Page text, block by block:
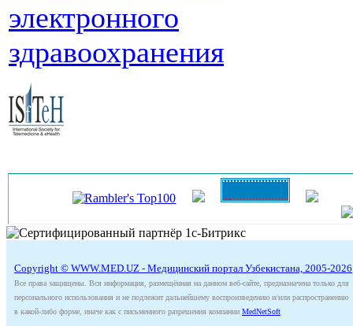
электронного
здравоохранения
Copyright © WWW.MED.UZ - Медицинский портал Узбекистана, 2005-2026
Все права защищены. Вся информация, размещённая на данном веб-сайте, предназначена только для
персонального использования и не подлежит дальнейшему воспроизведению и/или распространению
в какой-либо форме, иначе как с письменного разрешения компании MedNetSoft